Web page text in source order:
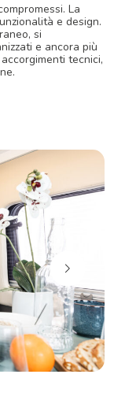
La
e design.
si
e ancora più
tecnici,